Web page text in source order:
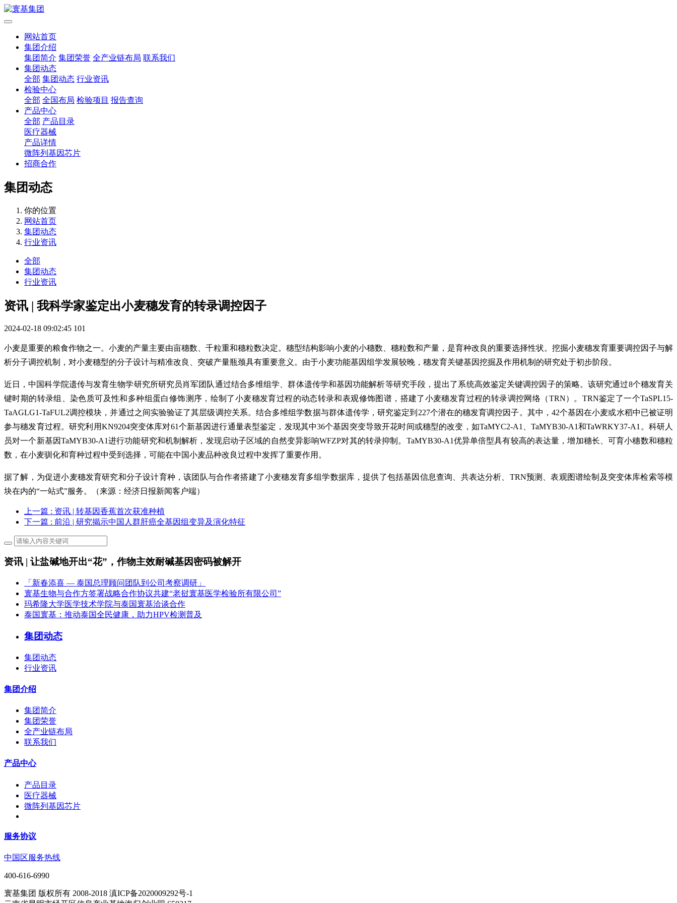
网站首页
集团介绍
集团简介 集团荣誉 全产业链布局 联系我们
集团动态
全部 集团动态 行业资讯
检验中心
全部 全国布局 检验项目 报告查询
产品中心
全部 产品目录
医疗器械
产品详情
微阵列基因芯片
招商合作
集团动态
你的位置
网站首页
集团动态
行业资讯
全部
集团动态
行业资讯
资讯 | 我科学家鉴定出小麦穗发育的转录调控因子
2024-02-18 09:02:45 101
小麦是重要的粮食作物之一。小麦的产量主要由亩穗数、千粒重和穗粒数决定。穗型结构影响小麦的小穗数、穗粒数和产量，是育种改良的重要选择性状。挖掘小麦穗发育重要调控因子与解
析分子调控机制，对小麦穗型的分子设计与精准改良、突破产量瓶颈具有重要意义。由于小麦功能基因组学发展较晚，穗发育关键基因挖掘及作用机制的研究处于初步阶段。
近日，中国科学院遗传与发育生物学研究所研究员肖军团队通过结合多维组学、群体遗传学和基因功能解析等研究手段，提出了系统高效鉴定关键调控因子的策略。该研究通过8个穗发育关
键时期的转录组、染色质可及性和多种组蛋白修饰测序，绘制了小麦穗发育过程的动态转录和表观修饰图谱，搭建了小麦穗发育过程的转录调控网络（TRN）。TRN鉴定了一个TaSPL15-
TaAGLG1-TaFUL2调控模块，并通过之间实验验证了其层级调控关系。结合多维组学数据与群体遗传学，研究鉴定到227个潜在的穗发育调控因子。其中，42个基因在小麦或水稻中已被证明
参与穗发育过程。研究利用KN9204突变体库对61个新基因进行通量表型鉴定，发现其中36个基因突变导致开花时间或穗型的改变，如TaMYC2-A1、TaMYB30-A1和TaWRKY37-A1。科研人
员对一个新基因TaMYB30-A1进行功能研究和机制解析，发现启动子区域的自然变异影响WFZP对其的转录抑制。TaMYB30-A1优异单倍型具有较高的表达量，增加穗长、可育小穗数和穗粒
数，在小麦驯化和育种过程中受到选择，可能在中国小麦品种改良过程中发挥了重要作用。
据了解，为促进小麦穗发育研究和分子设计育种，该团队与合作者搭建了小麦穗发育多组学数据库，提供了包括基因信息查询、共表达分析、TRN预测、表观图谱绘制及突变体库检索等模
块在内的“一站式”服务。（来源：经济日报新闻客户端）
上一篇 : 资讯 | 转基因香蕉首次获准种植
下一篇 : 前沿 | 研究揭示中国人群肝癌全基因组变异及演化特征
资讯 | 让盐碱地开出“花”，作物主效耐碱基因密码被解开
「新春添喜 — 泰国总理顾问团队到公司考察调研」
寰基生物与合作方签署战略合作协议共建“老挝寰基医学检验所有限公司”
玛希隆大学医学技术学院与泰国寰基洽谈合作
泰国寰基：推动泰国全民健康，助力HPV检测普及
集团动态
集团动态
行业资讯
集团介绍
集团简介
集团荣誉
全产业链布局
联系我们
产品中心
产品目录
医疗器械
微阵列基因芯片
服务协议
中国区服务热线
400-616-6990
寰基集团 版权所有 2008-2018 滇ICP备2020009292号-1